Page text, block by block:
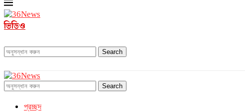
ভিডিও
Search
Search
প্রচ্ছদ